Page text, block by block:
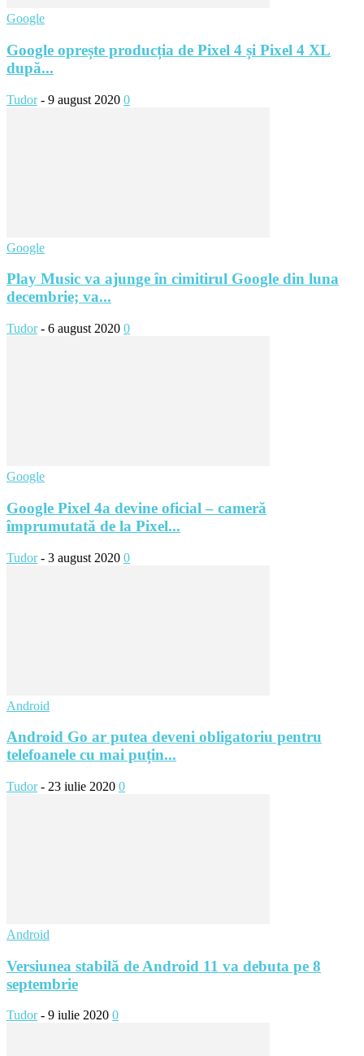
Google
Google oprește producția de Pixel 4 și Pixel 4 XL
după...
Tudor - 9 august 2020 0
Google
Play Music va ajunge în cimitirul Google din luna
decembrie; va...
Tudor - 6 august 2020 0
Google
Google Pixel 4a devine oficial – cameră
împrumutată de la Pixel...
Tudor - 3 august 2020 0
Android
Android Go ar putea deveni obligatoriu pentru
telefoanele cu mai puțin...
Tudor - 23 iulie 2020 0
Android
Versiunea stabilă de Android 11 va debuta pe 8
septembrie
Tudor - 9 iulie 2020 0